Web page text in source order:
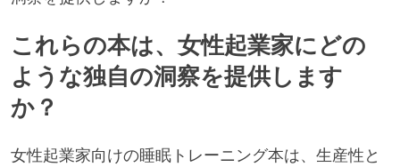
これらの本は、女性起業家にどの
ような独自の洞察を提供します
か？
女性起業家向けの睡眠トレーニング本は、生産性と